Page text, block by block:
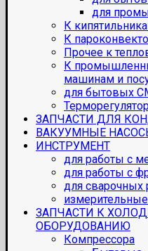
для
К
К
Прочее к
К
машинам и
для бытовых
ЗАПЧАСТИ ДЛЯ
ВАКУУМНЫЕ
ИНСТРУМЕНТ
для работы с
для работы с
для сварочных
ЗАПЧАСТИ К
ОБОРУДОВАНИЮ
Компрессора